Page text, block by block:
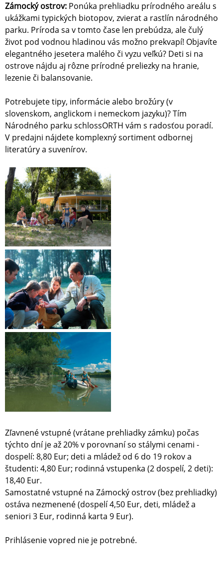
Zámocký ostrov: Ponúka prehliadku prírodného areálu s
ukážkami typických biotopov, zvierat a rastlín národného
parku. Príroda sa v tomto čase len prebúdza, ale čulý
život pod vodnou hladinou vás možno prekvapí! Objavíte
elegantného jesetera malého či vyzu veľkú? Deti si na
ostrove nájdu aj rôzne prírodné preliezky na hranie,
lezenie či balansovanie.
Potrebujete tipy, informácie alebo brožúry (v
slovenskom, anglickom i nemeckom jazyku)? Tím
Národného parku schlossORTH vám s radosťou poradí.
V predajni nájdete komplexný sortiment odbornej
literatúry a suvenírov.
Zľavnené vstupné (vrátane prehliadky zámku) počas
týchto dní je až 20% v porovnaní so stálymi cenami -
dospelí: 8,80 Eur; deti a mládež od 6 do 19 rokov a
študenti: 4,80 Eur; rodinná vstupenka (2 dospelí, 2 deti):
18,40 Eur.
Samostatné vstupné na Zámocký ostrov (bez prehliadky)
ostáva nezmenené (dospelí 4,50 Eur, deti, mládež a
seniori 3 Eur, rodinná karta 9 Eur).
Prihlásenie vopred nie je potrebné.